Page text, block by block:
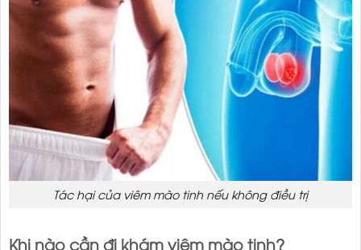
Tác hại của viêm mào tinh nếu không điều trị
Khi nào cần đi khám viêm mào tinh?